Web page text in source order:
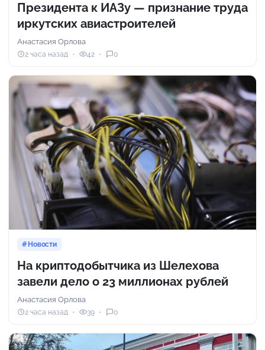
Президента к ИАЗу — признание труда
иркутских авиастроителей
Анастасия Орлова
2 часа назад 42 0
Новости
На криптодобытчика из Шелехова
завели дело о 23 миллионах рублей
Анастасия Орлова
2 часа назад 39 0